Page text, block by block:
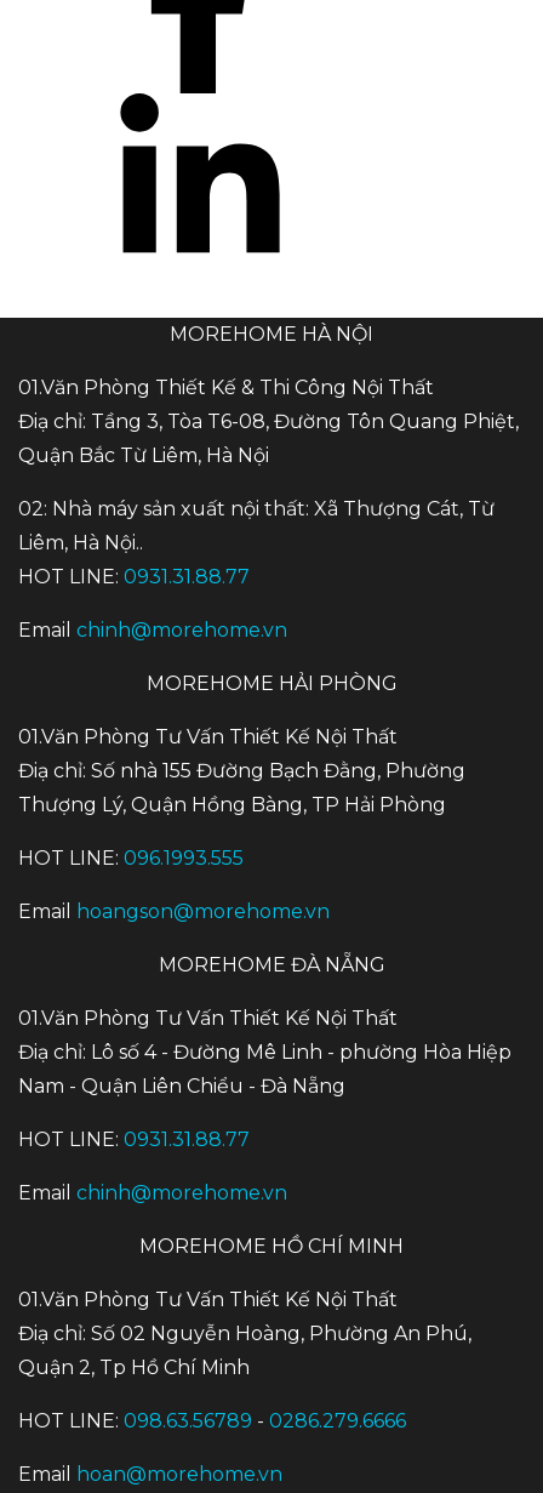
MOREHOME HÀ NỘI
01.Văn Phòng Thiết Kế & Thi Công Nội Thất
Điạ chỉ: Tầng 3, Tòa T6-08, Đường Tôn Quang Phiệt,
Quận Bắc Từ Liêm, Hà Nội
02: Nhà máy sản xuất nội thất: Xã Thượng Cát, Từ
Liêm, Hà Nội..
HOT LINE: 0931.31.88.77
Email chinh@morehome.vn
MOREHOME HẢI PHÒNG
01.Văn Phòng Tư Vấn Thiết Kế Nội Thất
Điạ chỉ: Số nhà 155 Đường Bạch Đằng, Phường
Thượng Lý, Quận Hồng Bàng, TP Hải Phòng
HOT LINE: 096.1993.555
Email hoangson@morehome.vn
MOREHOME ĐÀ NẴNG
01.Văn Phòng Tư Vấn Thiết Kế Nội Thất
Điạ chỉ: Lô số 4 - Đường Mê Linh - phường Hòa Hiệp
Nam - Quận Liên Chiểu - Đà Nẵng
HOT LINE: 0931.31.88.77
Email chinh@morehome.vn
MOREHOME HỒ CHÍ MINH
01.Văn Phòng Tư Vấn Thiết Kế Nội Thất
Điạ chỉ: Số 02 Nguyễn Hoàng, Phường An Phú,
Quận 2, Tp Hồ Chí Minh
HOT LINE: 098.63.56789 - 0286.279.6666
Email hoan@morehome.vn